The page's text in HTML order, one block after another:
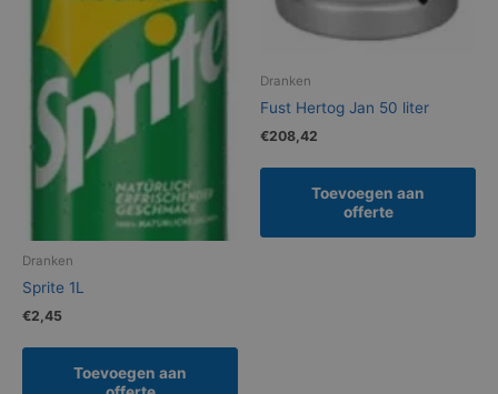
Dranken
Sprite 1L
€2,45
Toevoegen aan
Dranken
Fust Hertog Jan 50 liter
€208,42
Toevoegen aan
offerte